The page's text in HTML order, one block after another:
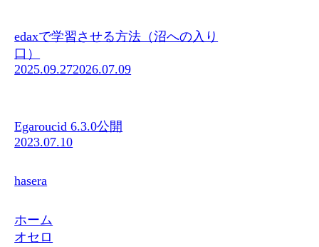
edaxで学習させる方法（沼への入り
口）
2025.09.272026.07.09
Egaroucid 6.3.0公開
2023.07.10
hasera
ホーム
オセロ